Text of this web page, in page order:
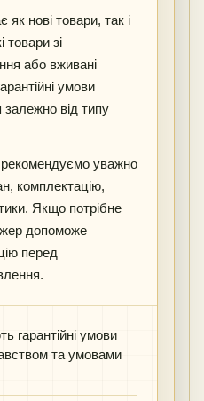
нові товари, так і
товари зі
або вживані
умови
залежно від типу
уважно
комплектацію,
Якщо потрібне
допоможе
перед
гарантійні умови
та умовами